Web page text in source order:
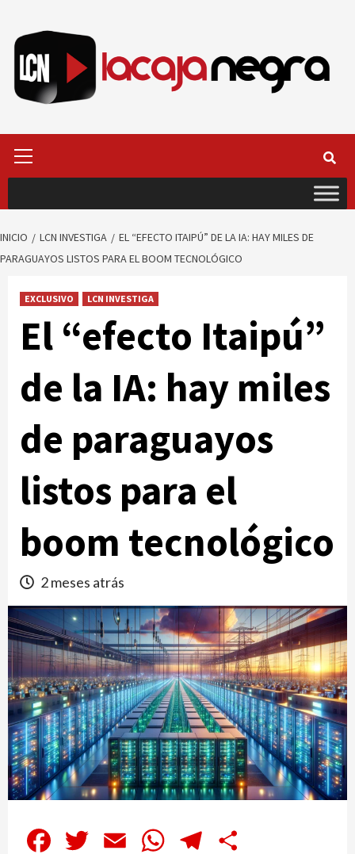
contenido
primario
INICIO LCN INVESTIGA
EL “EFECTO ITAIPÚ” DE LA IA: HAY MILES DE
PARAGUAYOS LISTOS PARA EL BOOM TECNOLÓGICO
EXCLUSIVO LCN INVESTIGA
El “efecto Itaipú”
de la IA: hay miles
de paraguayos
listos para el
boom tecnológico
2 meses atrás
FacebookTwitter Email WhatsAppTelegram